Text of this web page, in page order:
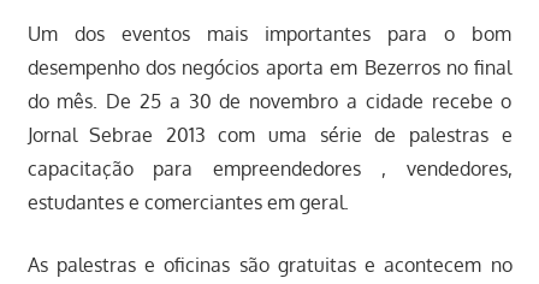
Um dos eventos mais importantes para o bom
desempenho dos negócios aporta em Bezerros no final
do mês. De 25 a 30 de novembro a cidade recebe o
Jornal Sebrae 2013 com uma série de palestras e
capacitação para empreendedores , vendedores,
estudantes e comerciantes em geral.
As palestras e oficinas são gratuitas e acontecem no